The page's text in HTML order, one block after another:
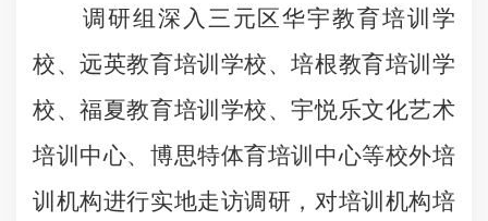
调研组深入三元区华宇教育培训学
校、远英教育培训学校、培根教育培训学
校、福夏教育培训学校、宇悦乐文化艺术
培训中心、博思特体育培训中心等校外培
训机构进行实地走访调研，对培训机构培